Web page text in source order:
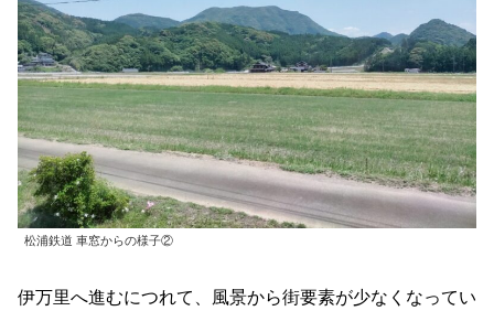
松浦鉄道 車窓からの様子②
伊万里へ進むにつれて、風景から街要素が少なくなってい